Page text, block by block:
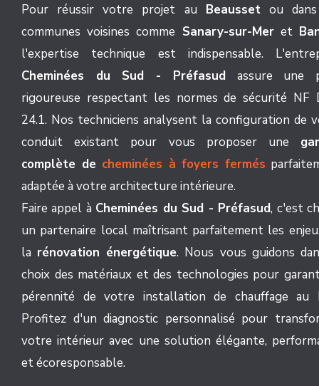
Pour réussir votre projet au Beaussetou
communes voisines comme Sanary-sur-Meret
l'expertise technique est indispensable.
Cheminées du Sud - Préfasudassure une
rigoureuse respectant les normes de sécurité NF
24.1. Nos techniciens analysent la configuration de
conduit existant pour vous proposer une
complète de cheminées à foyers fermés
adaptée à votre architecture intérieure.
Faire appel à Cheminées du Sud - Préfasud, c'est
un partenaire local maîtrisant parfaitement les
la rénovation énergétique. Nous vous guidons
choix des matériaux et des technologies pour
pérennité de votre installation de chauffage au
Profitez d'un diagnostic personnalisé pour
votre intérieur avec une solution élégante,
et écoresponsable.